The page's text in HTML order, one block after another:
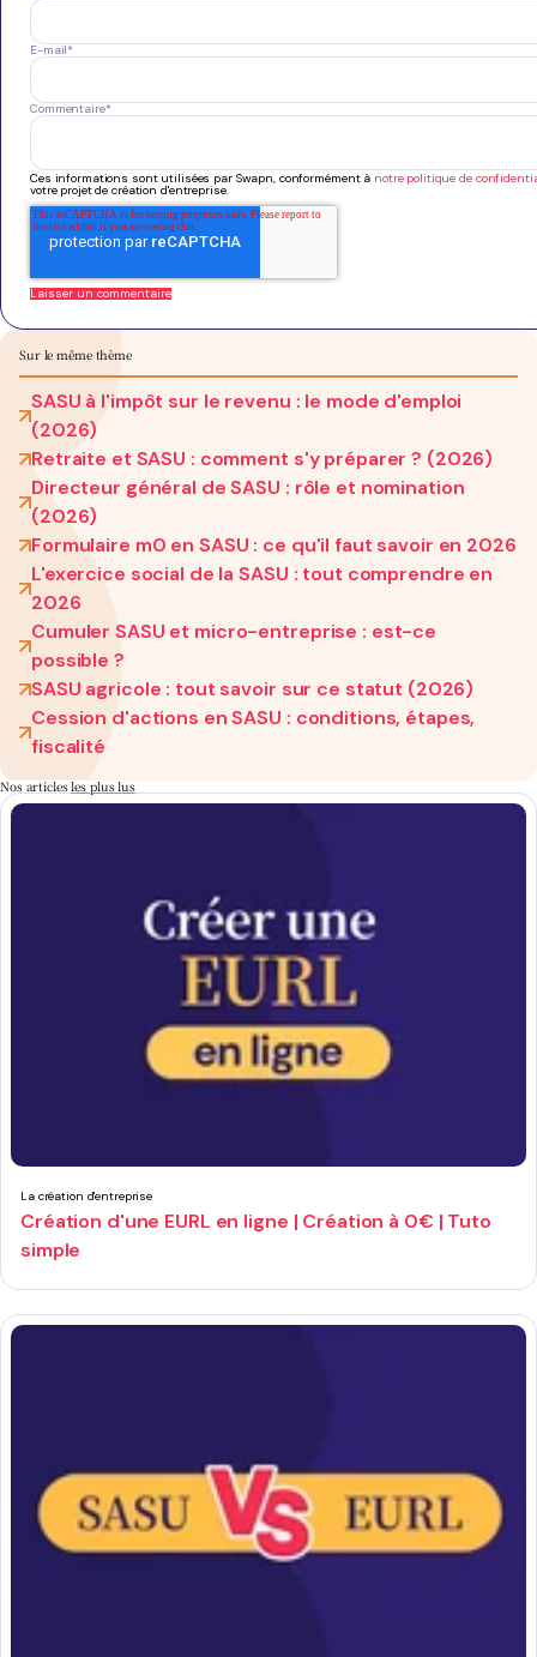
E-mail*
Commentaire*
Ces informations sont utilisées par Swapn, conformément à notre politique de
votre projet de création d'entreprise.
Sur le même thème
SASU à l'impôt sur le revenu : le mode d'emploi
(2026)
Retraite et SASU : comment s'y préparer ? (2026)
Directeur général de SASU : rôle et nomination
(2026)
Formulaire m0 en SASU : ce qu'il faut savoir en 2026
L'exercice social de la SASU : tout comprendre en
2026
Cumuler SASU et micro-entreprise : est-ce
possible ?
SASU agricole : tout savoir sur ce statut (2026)
Cession d'actions en SASU : conditions, étapes,
fiscalité
Nos articlesles plus lus
La création d'entreprise
Création d'une EURL en ligne | Création à 0€ | Tuto
simple